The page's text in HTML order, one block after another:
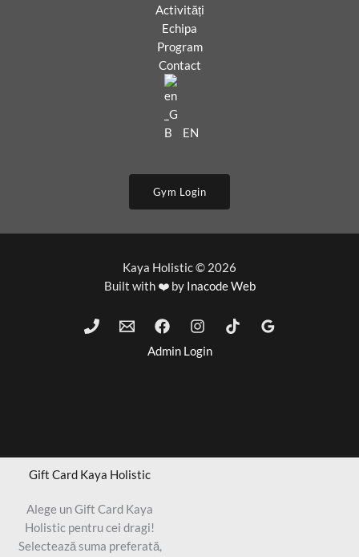
Activități
Echipa
Program
Contact
EN
Gym Login
Kaya Holistic © 2026
Built with ❤️ by Inacode Web
Admin Login
Gift Card Kaya Holistic
Alege un Gift Card Kaya
Holistic pentru cei dragi!
Selectează suma preferată,